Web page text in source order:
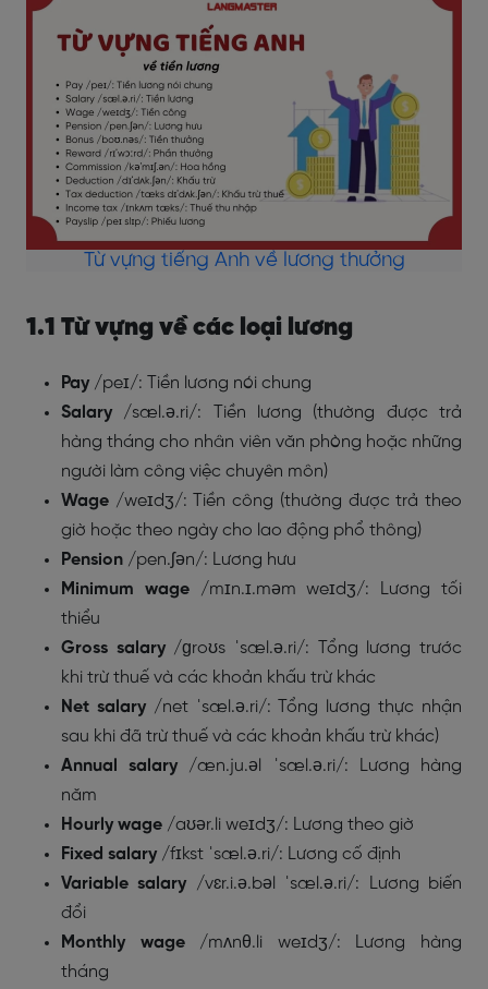
Từ vựng tiếng Anh về lương thưởng
1.1 Từ vựng về các loại lương
Pay /peɪ/: Tiền lương nói chung
Salary /sæl.ə.ri/: Tiền lương (thường được trả
hàng tháng cho nhân viên văn phòng hoặc những
người làm công việc chuyên môn)
Wage /weɪdʒ/: Tiền công (thường được trả theo
giờ hoặc theo ngày cho lao động phổ thông)
Pension /pen.ʃən/: Lương hưu
Minimum wage /mɪn.ɪ.məm weɪdʒ/: Lương tối
thiểu
Gross salary /ɡroʊs ˈsæl.ə.ri/: Tổng lương trước
khi trừ thuế và các khoản khấu trừ khác
Net salary/net ˈsæl.ə.ri/: Tổng lương thực nhận
sau khi đã trừ thuế và các khoản khấu trừ khác)
Annual salary /æn.ju.əl ˈsæl.ə.ri/: Lương hàng
năm
Hourly wage /aʊər.li weɪdʒ/: Lương theo giờ
Fixed salary /fɪkst ˈsæl.ə.ri/: Lương cố định
Variable salary /vɛr.i.ə.bəl ˈsæl.ə.ri/: Lương biến
đổi
Monthly wage/mʌnθ.li weɪdʒ/: Lương hàng
tháng